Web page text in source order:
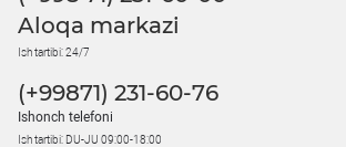
Aloqa markazi
Ish tartibi: 24/7
(+99871) 231-60-76
Ishonch telefoni
Ish tartibi: DU-JU 09:00-18:00